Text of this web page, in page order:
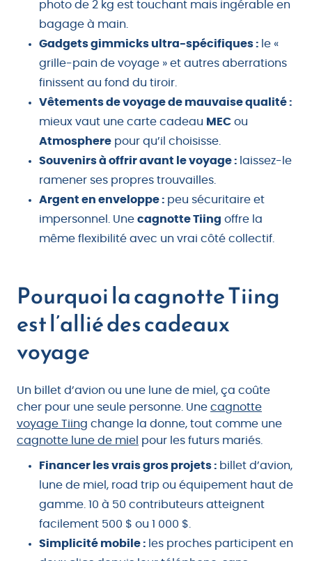
photo de 2 kg est touchant mais ingérable en
bagage à main.
Gadgets gimmicks ultra-spécifiques : le «
grille-pain de voyage » et autres aberrations
finissent au fond du tiroir.
Vêtements de voyage de mauvaise qualité :
mieux vaut une carte cadeau MEC ou
Atmosphere pour qu’il choisisse.
Souvenirs à offrir avant le voyage : laissez-le
ramener ses propres trouvailles.
Argent en enveloppe : peu sécuritaire et
impersonnel. Une cagnotte Tiing offre la
même flexibilité avec un vrai côté collectif.
Pourquoi la cagnotte Tiing
est l’allié des cadeaux
voyage
Un billet d’avion ou une lune de miel, ça coûte
cher pour une seule personne. Une cagnotte
voyage Tiing change la donne, tout comme une
cagnotte lune de miel pour les futurs mariés.
Financer les vrais gros projets : billet d’avion,
lune de miel, road trip ou équipement haut de
gamme. 10 à 50 contributeurs atteignent
facilement 500 $ ou 1 000 $.
Simplicité mobile : les proches participent en